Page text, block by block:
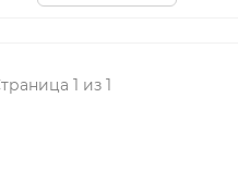
1 из 1